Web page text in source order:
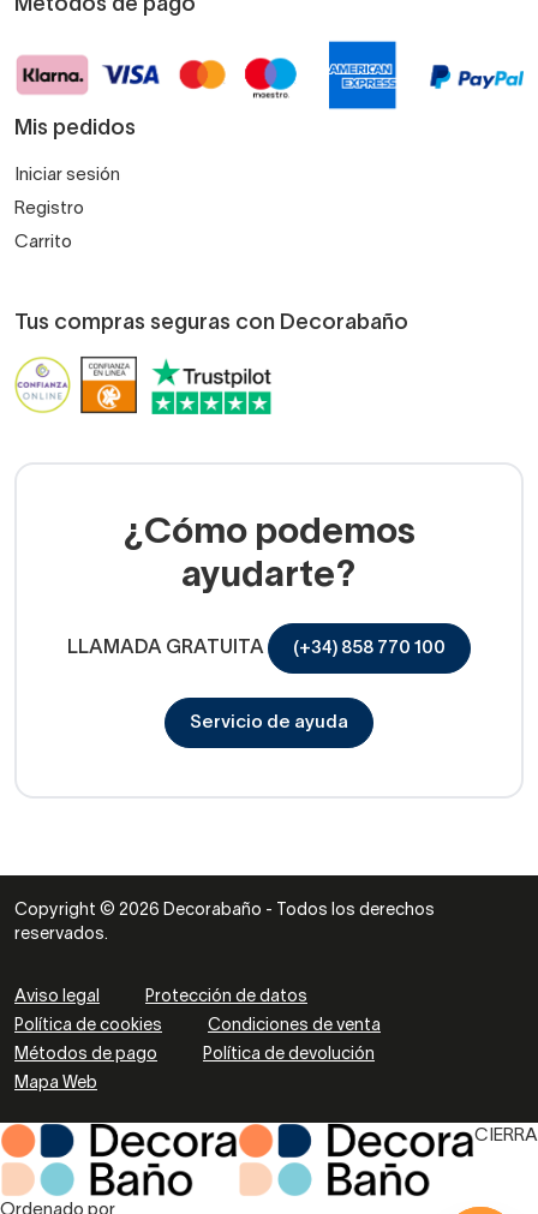
Métodos de pago
Mis pedidos
Iniciar sesión
Registro
Carrito
Tus compras seguras con Decorabaño
¿Cómo podemos
ayudarte?
LLAMADA GRATUITA (+34) 858 770 100
Servicio de ayuda
Copyright © 2026 Decorabaño - Todos los derechos
reservados.
Aviso legal
Protección de datos
Política de cookies
Condiciones de venta
Métodos de pago
Política de devolución
Mapa Web
CIERRA
Ordenado por